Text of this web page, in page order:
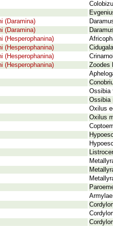
(Daramina)
(Daramina)
(Hesperophanina)
(Hesperophanina)
(Hesperophanina)
(Hesperophanina)
Zoodes
Ossibia
Ossibia
Oxilus
Oxilus